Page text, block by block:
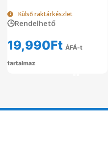
Külső raktárkészlet
🕒Rendelhető
19,990Ft ÁFÁ-t
tartalmaz